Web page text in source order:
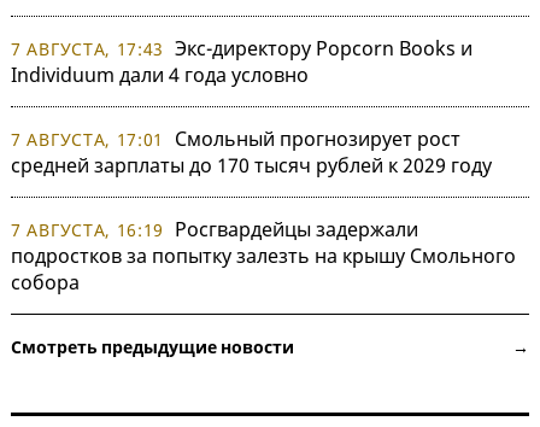
7 АВГУСТА, 17:43 Экс-директору Popcorn Books и
Individuum дали 4 года условно
7 АВГУСТА, 17:01
Смольный прогнозирует рост
средней зарплаты до 170 тысяч рублей к 2029 году
7 АВГУСТА, 16:19
Росгвардейцы задержали
подростков за попытку залезть на крышу Смольного
собора
Смотреть предыдущие новости →